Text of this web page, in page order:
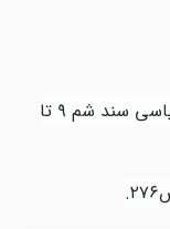
استاد مؤسسه مطالعات و پژوهشهای سیاسی سند شم ٩ تا